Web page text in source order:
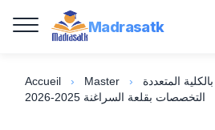
Madrasatk
Accueil › Master ›
المتعددة
التخصصات بقلعة السراغنة 2025-2026